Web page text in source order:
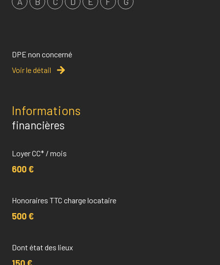
DPE non concerné
Voir le détail
Informations
financières
Loyer CC* / mois
600 €
Honoraires TTC charge locataire
500 €
Dont état des lieux